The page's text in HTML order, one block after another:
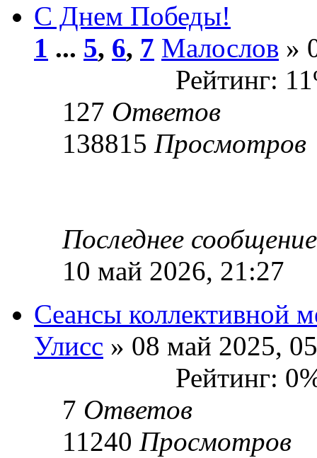
С Днем Победы!
1 ... 5, 6, 7 Малослов »
Рейтинг:
127 Ответов
138815 Просмотров
Последнее
10 май 2026, 21:27
Сеансы коллективной
Улисс » 08 май 2025,
Рейтинг:
7 Ответов
11240 Просмотров